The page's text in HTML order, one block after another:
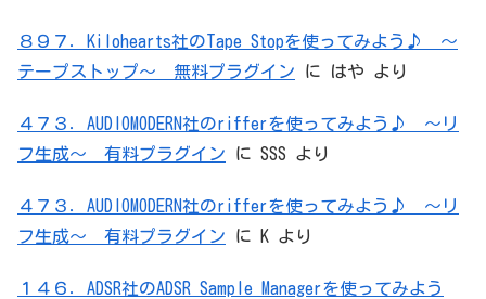
８９７．Kilohearts社のTape Stopを使ってみよう♪ ～
テープストップ～ 無料プラグイン に はや より
４７３．AUDIOMODERN社のrifferを使ってみよう♪ ～リ
フ生成～ 有料プラグイン に SSS より
４７３．AUDIOMODERN社のrifferを使ってみよう♪ ～リ
フ生成～ 有料プラグイン に K より
１４６．ADSR社のADSR Sample Managerを使ってみよう